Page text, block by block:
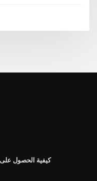
كيفية الحصول